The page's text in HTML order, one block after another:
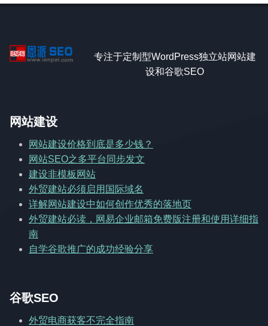
专注于定制型WordPress独立站网站建
设和谷歌SEO
网站建设
网站建设价格到底是多少钱？
网站SEO之多平台同步发文
建设非模板网站
外贸建站必须启用国际域名
详解网站建设中如何创作优秀的落地页
外贸建站必读，网易企业邮箱免费版注册和使用详细指
南
自学谷歌推广的成功经验分享
谷歌SEO
外贸电商获客不完全指南